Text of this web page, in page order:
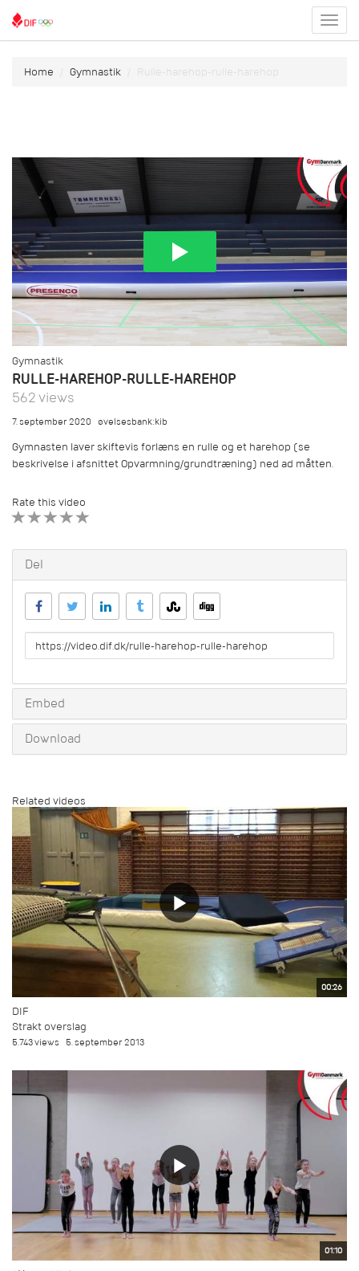
menu
Home Gymnastik Rulle-harehop-rulle-harehop
Gymnastik
RULLE-HAREHOP-RULLE-HAREHOP
562 views
7. september 2020 øvelsesbank:kib
Gymnasten laver skiftevis forlæns en rulle og et harehop (se
beskrivelse i afsnittet Opvarmning/grundtræning) ned ad måtten.
Rate this video
Del
URL
to
Embed
Download
Related videos
00:26
DIF
Strakt overslag
5.743 views 5. september 2013
01:10